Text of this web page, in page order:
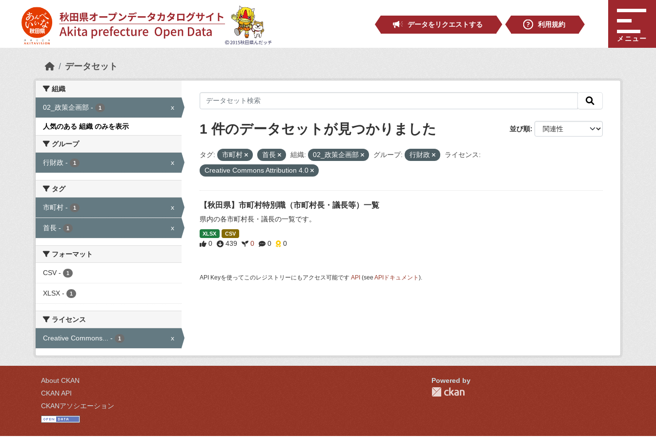
データをリクエストする
利用規約
メニュー
データセット
組織
02_政策企画部 - 1 x
人気のある 組織 のみを表示
グループ
行財政 - 1 x
タグ
市町村 - 1 x
首長 - 1 x
フォーマット
CSV - 1
XLSX - 1
ライセンス
Creative Commons... - 1 x
並び順
1 件のデータセットが見つかりました
タグ: 市町村 首長 組織: 02_政策企画部 グループ: 行財政
ライセンス:
Creative Commons Attribution 4.0
【秋田県】市町村特別職（市町村長・議長等）一覧
県内の各市町村長・議長の一覧です。
XLSX CSV
0 439 0 0 0
API Keyを使ってこのレジストリーにもアクセス可能です API (see APIドキュメント ).
About CKAN
CKAN API
CKANアソシエーション
Powered by